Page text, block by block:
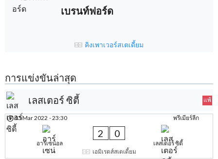
เบรนท์ฟอร์ด
คิงเพาเวอร์สเตเดี้ยม
การแข่งขันล่าสุด
เลสเตอร์ ซิตี้
แพ้
พรีเมียร์ลีก
13 Mar 2022 -23:30
อาร์เซน่อล
2 0
เลสเตอร์ ซิตี้
เอมิเรตส์สเตเดี้ยม